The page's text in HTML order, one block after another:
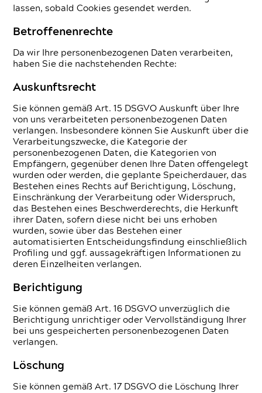
lassen, sobald Cookies gesendet werden.
Betroffenenrechte
Da wir Ihre personenbezogenen Daten verarbeiten,
haben Sie die nachstehenden Rechte:
Auskunftsrecht
Sie können gemäß Art. 15 DSGVO Auskunft über Ihre
von uns verarbeiteten personenbezogenen Daten
verlangen. Insbesondere können Sie Auskunft über die
Verarbeitungszwecke, die Kategorie der
personenbezogenen Daten, die Kategorien von
Empfängern, gegenüber denen Ihre Daten offengelegt
wurden oder werden, die geplante Speicherdauer, das
Bestehen eines Rechts auf Berichtigung, Löschung,
Einschränkung der Verarbeitung oder Widerspruch,
das Bestehen eines Beschwerderechts, die Herkunft
ihrer Daten, sofern diese nicht bei uns erhoben
wurden, sowie über das Bestehen einer
automatisierten Entscheidungsfindung einschließlich
Profiling und ggf. aussagekräftigen Informationen zu
deren Einzelheiten verlangen.
Berichtigung
Sie können gemäß Art. 16 DSGVO unverzüglich die
Berichtigung unrichtiger oder Vervollständigung Ihrer
bei uns gespeicherten personenbezogenen Daten
verlangen.
Löschung
Sie können gemäß Art. 17 DSGVO die Löschung Ihrer